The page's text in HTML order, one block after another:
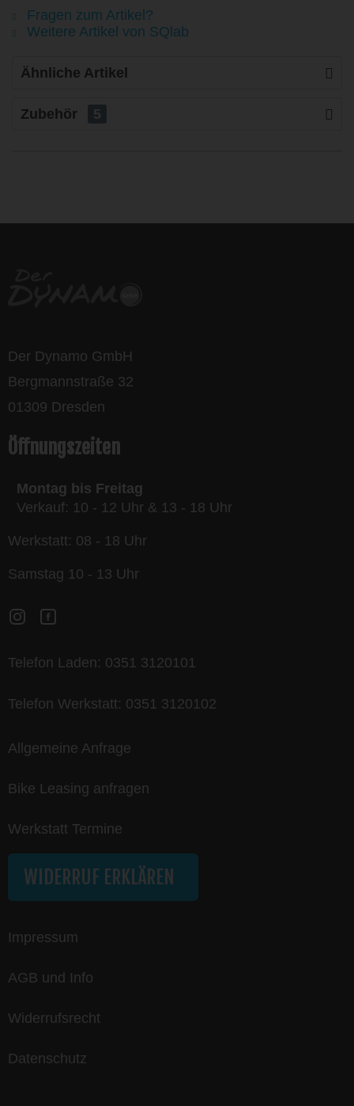
Fragen zum Artikel?
Weitere Artikel von SQlab
Ähnliche Artikel
Zubehör 5
Der Dynamo GmbH
Bergmannstraße 32
01309 Dresden
Öffnungszeiten
Montag bis Freitag
Verkauf: 10 - 12 Uhr & 13 - 18 Uhr
Werkstatt: 08 - 18 Uhr
Samstag 10 - 13 Uhr
Telefon Laden: 0351 3120101
Telefon Werkstatt: 0351 3120102
Allgemeine Anfrage
Bike Leasing anfragen
Werkstatt Termine
WIDERRUF ERKLÄREN
Impressum
AGB und Info
Widerrufsrecht
Datenschutz